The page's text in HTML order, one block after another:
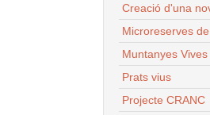
Creació d'una
Microreserves
Muntanyes Vives
Prats vius
Projecte CRANC